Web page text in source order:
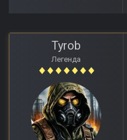
Tyrob
Легенда